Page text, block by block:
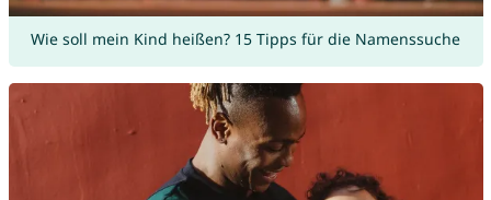
Wie soll mein Kind heißen? 15 Tipps für die Namenssuche